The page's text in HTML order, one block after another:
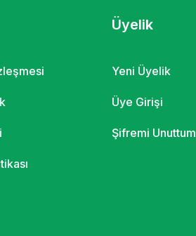
Üyelik
Yeni Üyelik
Üye Girişi
Şifremi Unuttum